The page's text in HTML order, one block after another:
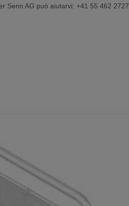
Senn AG può aiutarvi: +41 55 462 2727.